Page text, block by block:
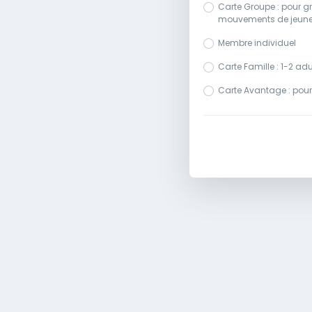
Carte Groupe : pour
mouvements de
Membre individuel
Carte Famille : 1-2
Carte Avantage :